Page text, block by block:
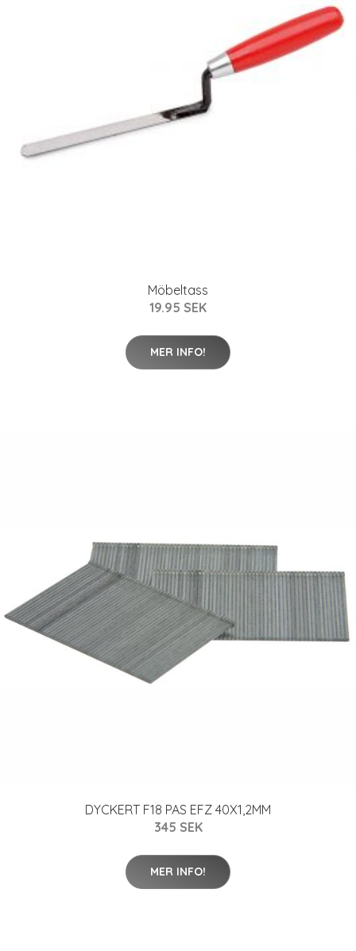
Möbeltass
19.95 SEK
MER INFO!
DYCKERT F18 PAS EFZ 40X1,2MM
345 SEK
MER INFO!